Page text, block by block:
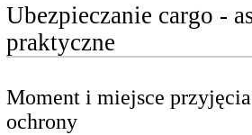
Ubezpieczanie cargo -
praktyczne
Moment i miejsce
ochrony